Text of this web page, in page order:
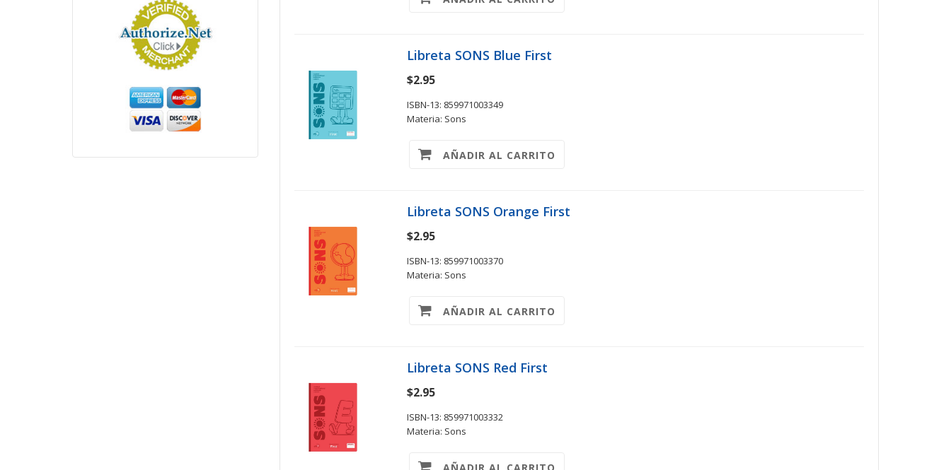
Libreta SONS Blue First
$2.95
ISBN-13: 859971003349
Materia: Sons
AÑADIR AL CARRITO
Libreta SONS Orange First
$2.95
ISBN-13: 859971003370
Materia: Sons
AÑADIR AL CARRITO
Libreta SONS Red First
$2.95
ISBN-13: 859971003332
Materia: Sons